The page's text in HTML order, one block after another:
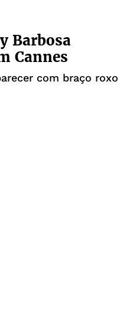
Barbosa
Cannes
com braço roxo